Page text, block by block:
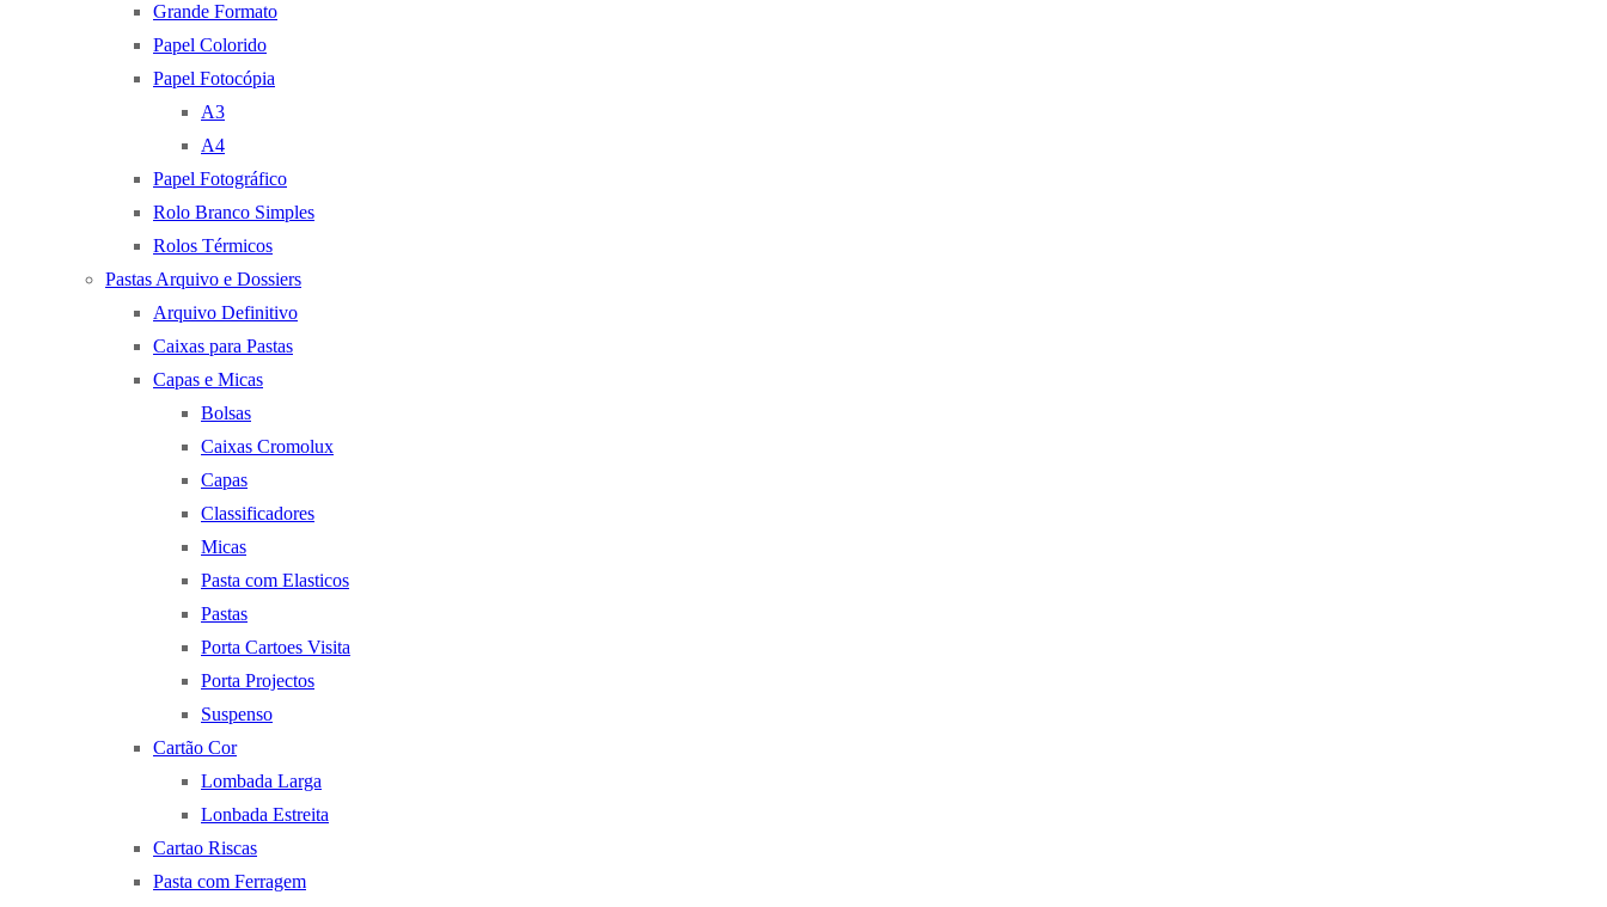
Grande Formato
Papel Colorido
Papel Fotocópia
A3
A4
Papel Fotográfico
Rolo Branco Simples
Rolos Térmicos
Pastas Arquivo e Dossiers
Arquivo Definitivo
Caixas para Pastas
Capas e Micas
Bolsas
Caixas Cromolux
Capas
Classificadores
Micas
Pasta com Elasticos
Pastas
Porta Cartoes Visita
Porta Projectos
Suspenso
Cartão Cor
Lombada Larga
Lonbada Estreita
Cartao Riscas
Pasta com Ferragem